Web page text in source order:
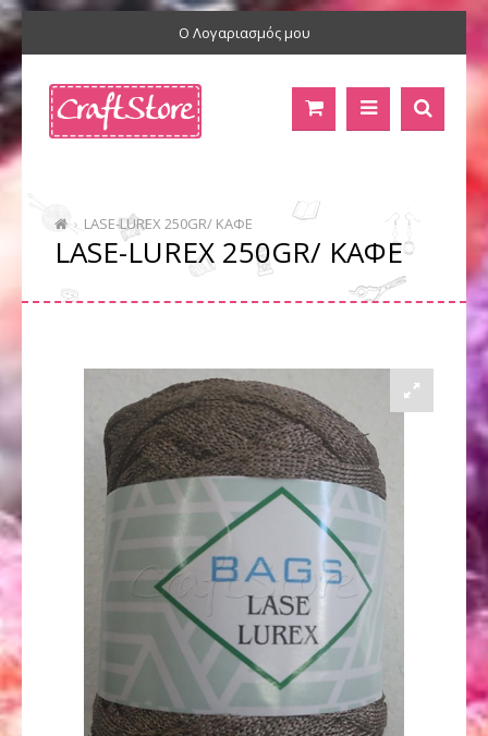
Ο Λογαριασμός μου
LASE-LUREX 250GR/ ΚΑΦΕ
LASE-LUREX 250GR/ ΚΑΦΕ